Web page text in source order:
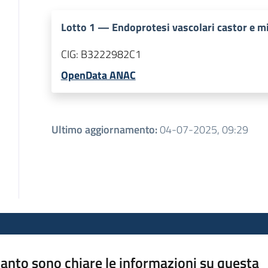
Lotto 1 — Endoprotesi vascolari castor e
CIG: B3222982C1
OpenData ANAC
Ultimo aggiornamento:04-07-2025, 09:29
sono chiare le informazioni su questa